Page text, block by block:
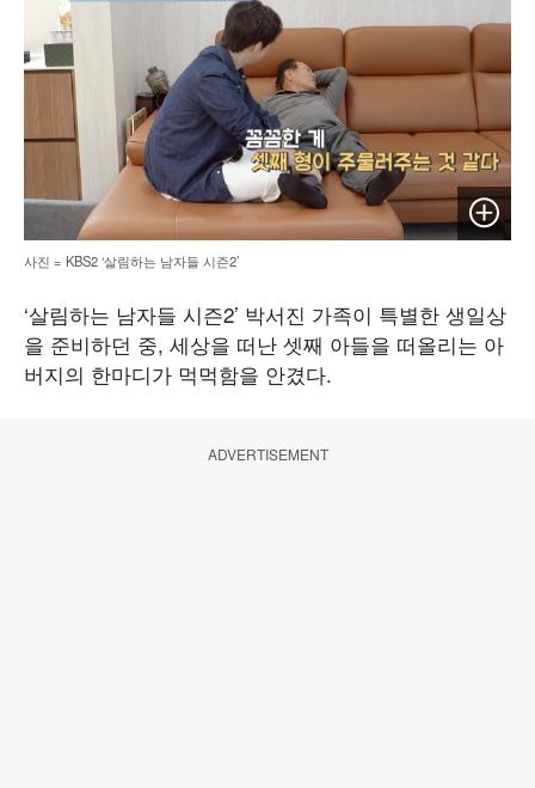
이미지
사진 = KBS2 ‘살림하는 남자들 시즌2’
‘살림하는 남자들 시즌2’ 박서진 가족이 특별한 생일상
을 준비하던 중, 세상을 떠난 셋째 아들을 떠올리는 아
버지의 한마디가 먹먹함을 안겼다.
ADVERTISEMENT